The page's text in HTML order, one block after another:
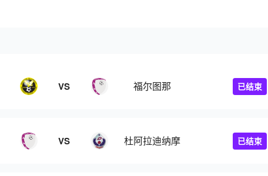
VS 福尔图那 已结束
VS 杜阿拉迪纳摩 已结束